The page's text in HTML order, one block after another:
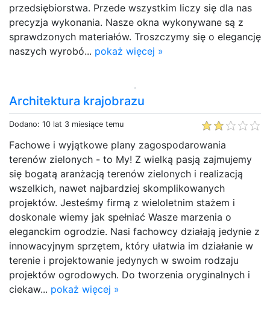
przedsiębiorstwa. Przede wszystkim liczy się dla nas
precyzja wykonania. Nasze okna wykonywane są z
sprawdzonych materiałów. Troszczymy się o elegancję
naszych wyrobó... pokaż więcej »
Architektura krajobrazu
Dodano: 10 lat 3 miesiące temu
Fachowe i wyjątkowe plany zagospodarowania
terenów zielonych - to My! Z wielką pasją zajmujemy
się bogatą aranżacją terenów zielonych i realizacją
wszelkich, nawet najbardziej skomplikowanych
projektów. Jesteśmy firmą z wieloletnim stażem i
doskonale wiemy jak spełniać Wasze marzenia o
eleganckim ogrodzie. Nasi fachowcy działają jedynie z
innowacyjnym sprzętem, który ułatwia im działanie w
terenie i projektowanie jedynych w swoim rodzaju
projektów ogrodowych. Do tworzenia oryginalnych i
ciekaw... pokaż więcej »